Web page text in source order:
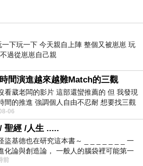
依法申請路權，一切依照規定
青島東路分隔成像南北韓一
都在被警察嚴格封鎖的路段，
去，他也無法過去，發生什麼
才知道，也無法即時處理，
」
受傷，李來希說，任何脫序
，也對於鄭文燦不追究的格
，如果主政有這樣格局，這
價格以外，售後服務也是很重要
市購物中心】聲寶集團擁有全台密
用擔心後續的維修問題，不然縱使
無門，也是十分惱人的，是吧！
MIT 台灣製造12吋耐用馬達吸排風
312A]. ，問過幾間經銷商都表示舊
款庫存了，剛好看到【e-payless
上還有賣，不但比較便宜還可以刷
下玩一下 今天親自上陣 整個又被崽崽 玩
過從崽崽自己親
間演進越來越難Match的三觀
看葳老闆的影片 這部還蠻推薦的 但 我發現
間的推進 強調個人自由不忍耐 想要找三觀
不要說對象 連朋友都超
06
聖經 /人生 .....
盜基德也在研究這本書～ _ _ _ _ _ _ _ 一
化論與創造論， 一般人的腦袋裡可能第一
有「 進化論很科
前